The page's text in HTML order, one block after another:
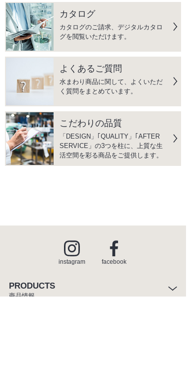
カタログ
カタログのご請求、デジタルカタロ
グを閲覧いただけます。
よくあるご質問
水まわり商品に関して、よくいただ
く質問をまとめています。
こだわりの品質
「DESIGN」｢QUALITY」｢AFTER
SERVICE」の3つを柱に、上質な生
活空間を彩る商品をご提供します。
instagram facebook
PRODUCTS
商品情報